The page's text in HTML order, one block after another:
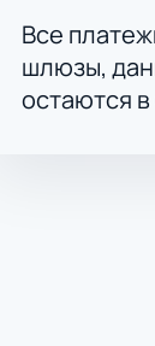
Все
шлюзы,
остаются